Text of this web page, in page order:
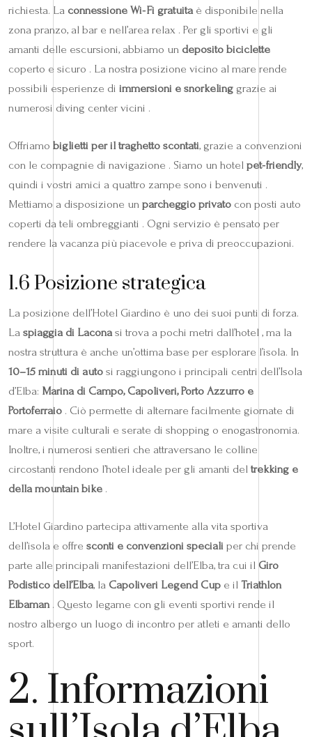
richiesta. La connessione Wi‑Fi gratuitaè disponibile nella
zona pranzo, al bar e nell’area relax . Per gli sportivi e gli
amanti delle escursioni, abbiamo un deposito biciclette
coperto e sicuro . La nostra posizione vicino al mare rende
possibili esperienze di immersioni e snorkeling grazie ai
numerosi diving center vicini .
Offriamo biglietti per il traghetto scontati, grazie a convenzioni
con le compagnie di navigazione . Siamo un hotel pet‑friendly,
quindi i vostri amici a quattro zampe sono i benvenuti .
Mettiamo a disposizione un parcheggio privato con posti auto
coperti da teli ombreggianti . Ogni servizio è pensato per
rendere la vacanza più piacevole e priva di preoccupazioni.
1.6 Posizione strategica
La posizione dell’Hotel Giardino è uno dei suoi punti di forza.
La spiaggia di Laconasi trova a pochi metri dall’hotel , ma la
nostra struttura è anche un’ottima base per esplorare l’isola. In
10–15 minuti di auto si raggiungono i principali centri dell’Isola
d’Elba: Marina di Campo, Capoliveri, Porto Azzurro e
Portoferraio . Ciò permette di alternare facilmente giornate di
mare a visite culturali e serate di shopping o enogastronomia.
Inoltre, i numerosi sentieri che attraversano le colline
circostanti rendono l’hotel ideale per gli amanti del trekking e
della mountain bike .
L’Hotel Giardino partecipa attivamente alla vita sportiva
dell’isola e offre sconti e convenzioni speciali per chi prende
parte alle principali manifestazioni dell’Elba, tra cui il Giro
Podistico dell’Elba, la Capoliveri Legend Cup e il Triathlon
Elbaman. Questo legame con gli eventi sportivi rende il
nostro albergo un luogo di incontro per atleti e amanti dello
sport.
2. Informazioni